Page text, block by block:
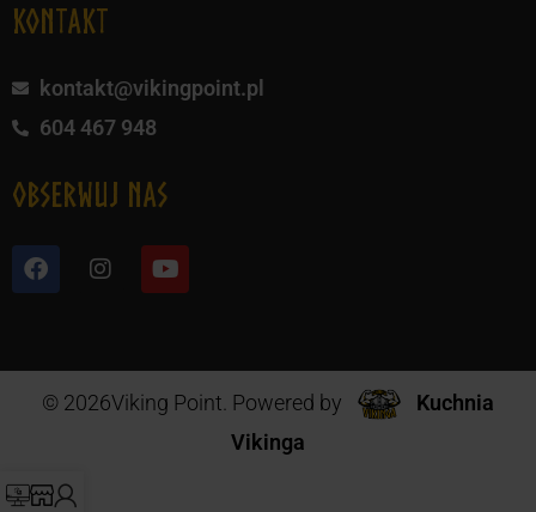
KONTAKT
kontakt@vikingpoint.pl
604 467 948
obserwuj nas
© 2026Viking Point. Powered by
Kuchnia
Vikinga